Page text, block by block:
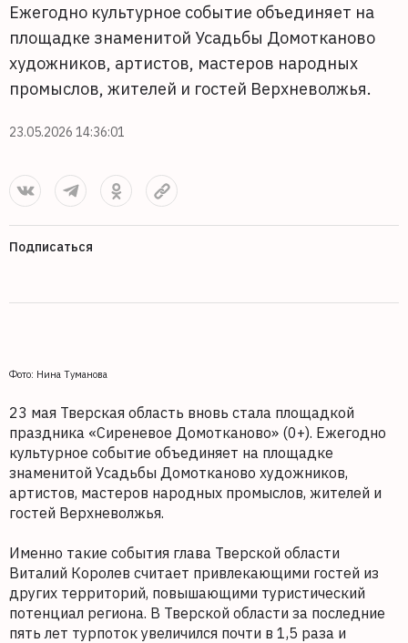
Ежегодно культурное событие объединяет на
площадке знаменитой Усадьбы Домотканово
художников, артистов, мастеров народных
промыслов, жителей и гостей Верхневолжья.
23.05.2026 14:36:01
Подписаться
Фото: Нина Туманова
23 мая Тверская область вновь стала площадкой
праздника «Сиреневое Домотканово» (0+). Ежегодно
культурное событие объединяет на площадке
знаменитой Усадьбы Домотканово художников,
артистов, мастеров народных промыслов, жителей и
гостей Верхневолжья.
Именно такие события глава Тверской области
Виталий Королев считает привлекающими гостей из
других территорий, повышающими туристический
потенциал региона. В Тверской области за последние
пять лет турпоток увеличился почти в 1,5 раза и